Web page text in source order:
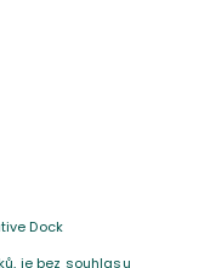
Dock
je bez souhlasu